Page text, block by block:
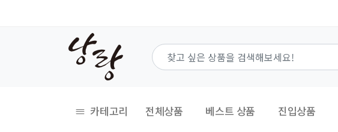
카테고리 전체상품 베스트 상품 진입상품